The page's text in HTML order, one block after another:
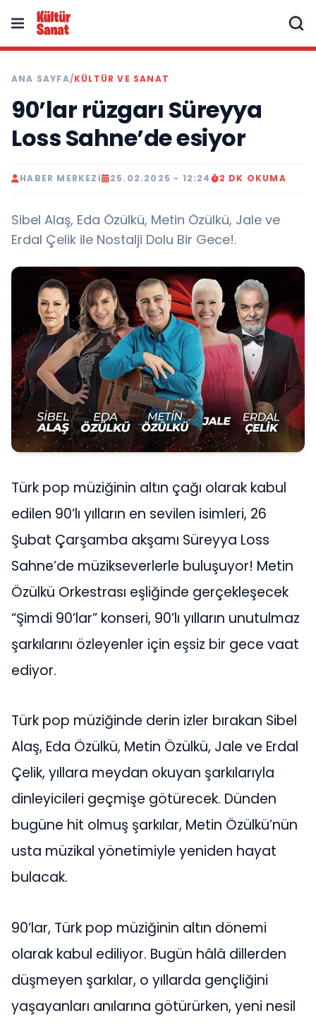
ANA SAYFA/KÜLTÜR VE SANAT
90’lar rüzgarı Süreyya
Loss Sahne’de esiyor
HABER MERKEZI 25.02.2025 - 12:24 2 DK OKUMA
Sibel Alaş, Eda Özülkü, Metin Özülkü, Jale ve
Erdal Çelik ile Nostalji Dolu Bir Gece!.
Türk pop müziğinin altın çağı olarak kabul
edilen 90’lı yılların en sevilen isimleri, 26
Şubat Çarşamba akşamı Süreyya Loss
Sahne’de müzikseverlerle buluşuyor! Metin
Özülkü Orkestrası eşliğinde gerçekleşecek
“Şimdi 90’lar” konseri, 90’lı yılların unutulmaz
şarkılarını özleyenler için eşsiz bir gece vaat
ediyor.
Türk pop müziğinde derin izler bırakan Sibel
Alaş, Eda Özülkü, Metin Özülkü, Jale ve Erdal
Çelik, yıllara meydan okuyan şarkılarıyla
dinleyicileri geçmişe götürecek. Dünden
bugüne hit olmuş şarkılar, Metin Özülkü’nün
usta müzikal yönetimiyle yeniden hayat
bulacak.
90’lar, Türk pop müziğinin altın dönemi
olarak kabul ediliyor. Bugün hâlâ dillerden
düşmeyen şarkılar, o yıllarda gençliğini
yaşayanları anılarına götürürken, yeni nesil